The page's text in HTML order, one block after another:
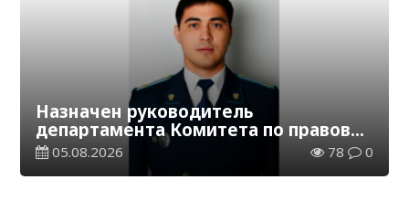
Назначен руководитель
департамента Комитета по правовой
статистике и специальным учетам
по Кызылординской области
05.08.2026 78 0